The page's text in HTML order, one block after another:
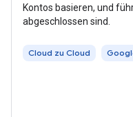
Kontos basieren, und
abgeschlossen sind.
Cloud zu Cloud